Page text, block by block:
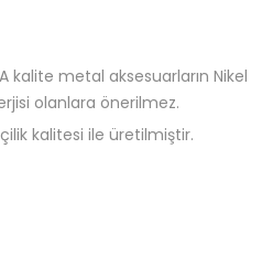
kalite metal aksesuarların Nikel
olanlara önerilmez.
kalitesi ile üretilmiştir.